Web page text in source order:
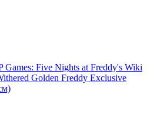
Games: Five Nights at Freddy's Wiki
Golden Freddy Exclusive